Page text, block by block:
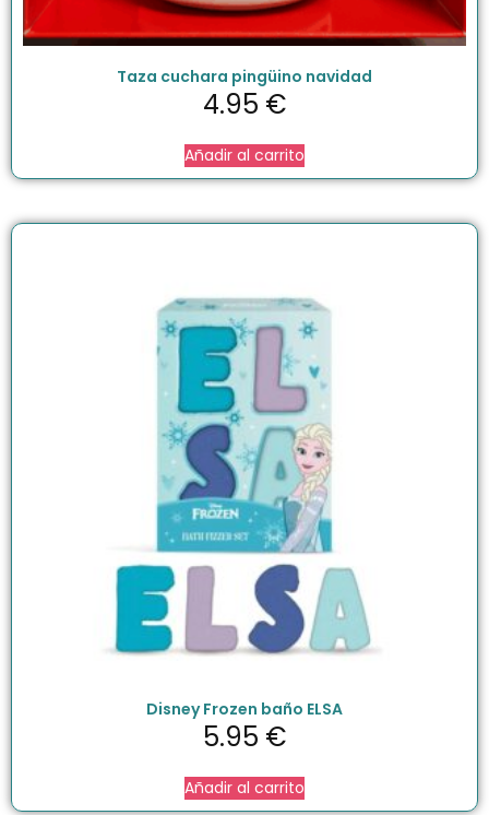
Taza cuchara pingüino navidad
4.95 €
Añadir al carrito
Disney Frozen baño ELSA
5.95 €
Añadir al carrito